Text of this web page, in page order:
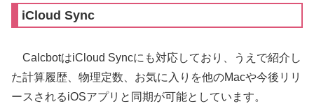
iCloud Sync
CalcbotはiCloud Syncにも対応しており、うえで紹介し
た計算履歴、物理定数、お気に入りを他のMacや今後リリ
ースされるiOSアプリと同期が可能としています。